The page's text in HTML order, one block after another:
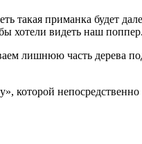
такая приманка будет
хотели видеть наш поппер.
лишнюю часть дерева
которой